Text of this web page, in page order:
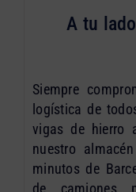
A tu
Siempre
logística de
vigas de hierro
nuestro
minutos de
de camiones